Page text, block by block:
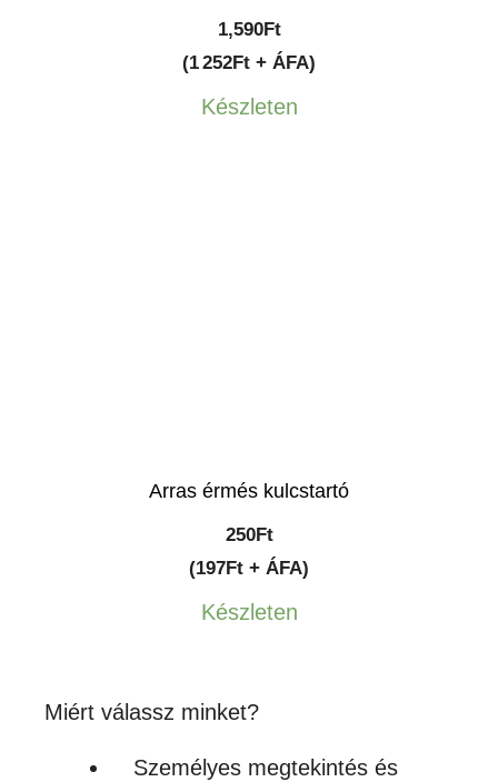
1,590Ft
(1 252Ft + ÁFA)
Készleten
Arras érmés kulcstartó
250Ft
(197Ft + ÁFA)
Készleten
Miért válassz minket?
Személyes megtekintés és